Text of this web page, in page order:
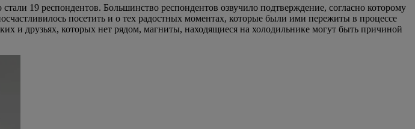
19 респондентов. Большинство респондентов озвучило подтверждение, согласно которому
посетить и о тех радостных моментах, которые были ими пережиты в процессе
и друзьях, которых нет рядом, магниты, находящиеся на холодильнике могут быть причиной